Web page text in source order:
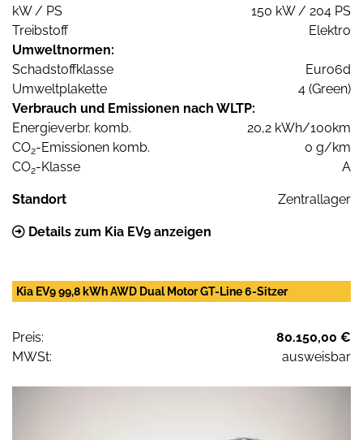
kW / PS
150 kW / 204 PS
Treibstoff
Elektro
Umweltnormen:
Schadstoffklasse
Euro6d
Umweltplakette
4 (Green)
Verbrauch und Emissionen nach WLTP:
Energieverbr. komb.
20,2 kWh/100km
CO2-Emissionen komb.
0 g/km
CO2-Klasse A
Standort Zentrallager
Details zum Kia EV9 anzeigen
Kia EV9 99,8 kWh AWD Dual Motor GT-Line 6-Sitzer
Preis:
80.150,00 €
MWSt:
ausweisbar